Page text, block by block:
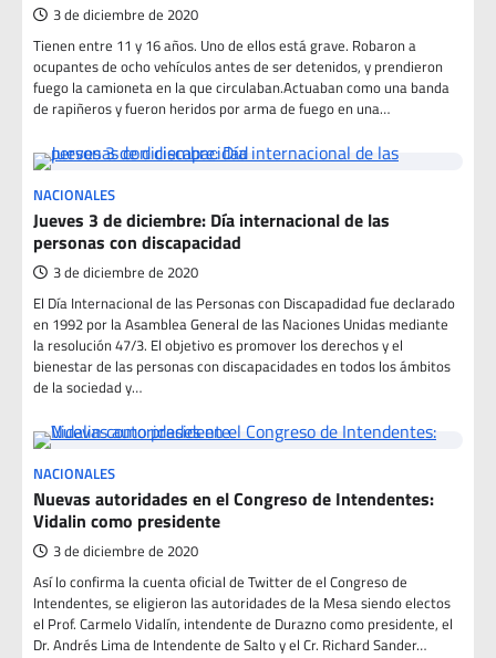
3 de diciembre de 2020
Tienen entre 11 y 16 años. Uno de ellos está grave. Robaron a
ocupantes de ocho vehículos antes de ser detenidos, y prendieron
fuego la camioneta en la que circulaban.Actuaban como una banda
de rapiñeros y fueron heridos por arma de fuego en una…
NACIONALES
Jueves 3 de diciembre: Día internacional de las
personas con discapacidad
3 de diciembre de 2020
El Día Internacional de las Personas con Discapadidad fue declarado
en 1992 por la Asamblea General de las Naciones Unidas mediante
la resolución 47/3. El objetivo es promover los derechos y el
bienestar de las personas con discapacidades en todos los ámbitos
de la sociedad y…
NACIONALES
Nuevas autoridades en el Congreso de Intendentes:
Vidalin como presidente
3 de diciembre de 2020
Así lo confirma la cuenta oficial de Twitter de el Congreso de
Intendentes, se eligieron las autoridades de la Mesa siendo electos
el Prof. Carmelo Vidalín, intendente de Durazno como presidente, el
Dr. Andrés Lima de Intendente de Salto y el Cr. Richard Sander…